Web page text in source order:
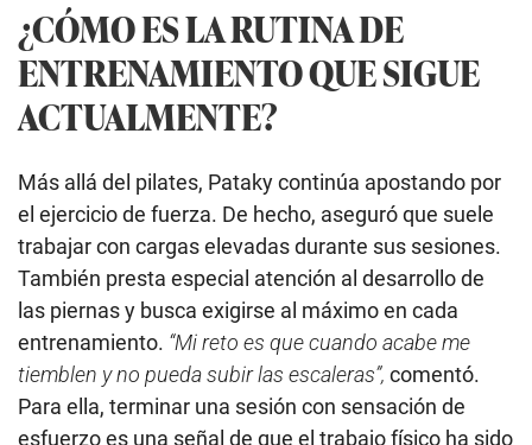
¿CÓMO ES LA RUTINA DE
ENTRENAMIENTO QUE SIGUE
ACTUALMENTE?
Más allá del pilates, Pataky continúa apostando por
el ejercicio de fuerza. De hecho, aseguró que suele
trabajar con cargas elevadas durante sus sesiones.
También presta especial atención al desarrollo de
las piernas y busca exigirse al máximo en cada
entrenamiento. “Mi reto es que cuando acabe me
tiemblen y no pueda subir las escaleras”, comentó.
Para ella, terminar una sesión con sensación de
esfuerzo es una señal de que el trabajo físico ha sido